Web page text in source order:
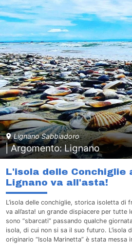
Lignano Sabbiadoro
| Argomento: Lignano
L'isola delle Conchiglie
Lignano va all'asta!
L’isola delle conchiglie, storica isoletta di
va all’asta! un grande dispiacere per tutte
sono “sbarcati” passando qualche
isola, di cui non si sa il suo futuro. L’isola
originario “Isola Marinetta” è stata messa